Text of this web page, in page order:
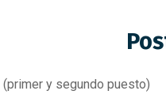
(primer y segundo puesto)